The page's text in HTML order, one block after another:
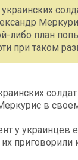
либо план
при таком
в
у украинцев